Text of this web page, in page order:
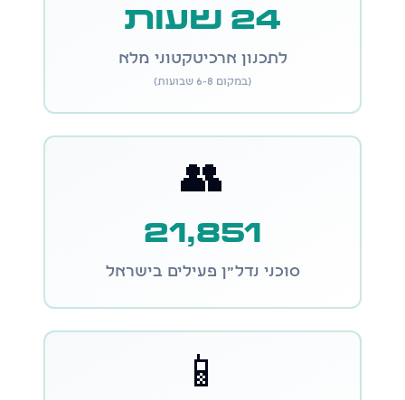
24 שעות
לתכנון ארכיטקטוני מלא
(במקום 6-8 שבועות)
👥
21,851
סוכני נדל״ן פעילים בישראל
📱